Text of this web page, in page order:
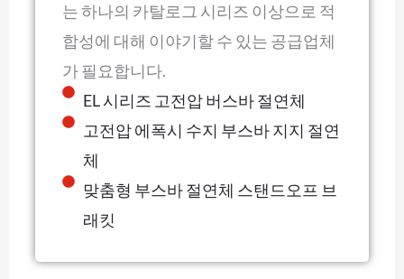
는 하나의 카탈로그 시리즈 이상으로 적
합성에 대해 이야기할 수 있는 공급업체
가 필요합니다.
EL 시리즈 고전압 버스바 절연체
고전압 에폭시 수지 부스바 지지 절연
체
맞춤형 부스바 절연체 스탠드오프 브
래킷